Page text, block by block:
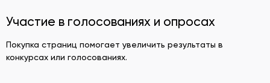
Участие в голосованиях и опросах
Покупка страниц помогает увеличить результаты в
конкурсах или голосованиях.